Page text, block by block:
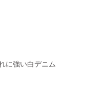
に強い白デニム